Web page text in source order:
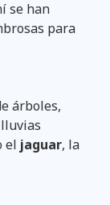
se han
para
árboles,
el jaguar, la